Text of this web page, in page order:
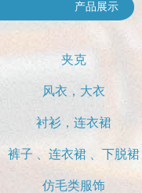
产品展示
夹克
风衣，大衣
衬衫，连衣裙
裤子 、连衣裙 、下脱裙
仿毛类服饰